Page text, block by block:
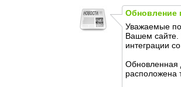
Обновление
Уважаемые
Вашем сайте.
интеграции
Обновленная
расположена